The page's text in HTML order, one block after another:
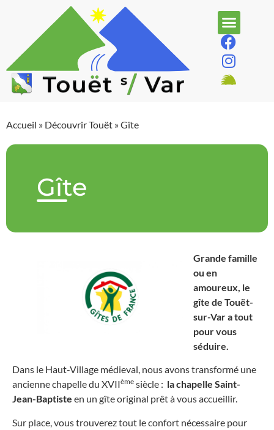
Accueil » Découvrir Touët »Gîte
Gîte
Grande famille
ou en
amoureux, le
gîte de Touët-
sur-Var a tout
pour vous
séduire.
Dans le Haut-Village médieval, nous avons transformé une
ancienne chapelle du XVIIème siècle : la chapelle Saint-
Jean-Baptiste en un gîte original prêt à vous accueillir.
Sur place, vous trouverez tout le confort nécessaire pour